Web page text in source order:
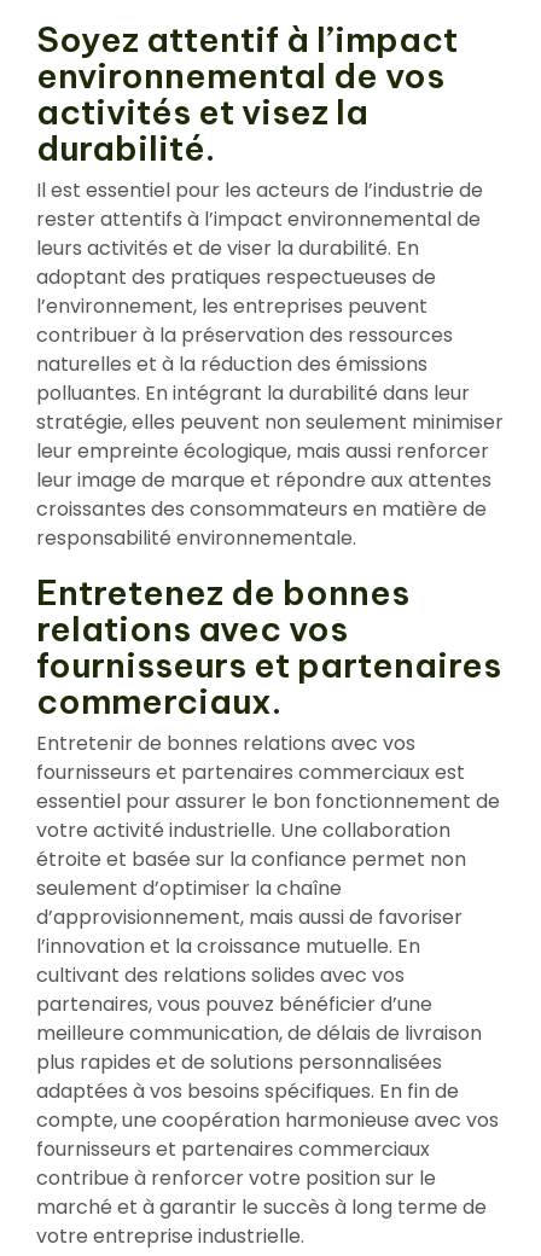
Soyez attentif à l’impact
environnemental de vos
activités et visez la
durabilité.
Il est essentiel pour les acteurs de l’industrie de
rester attentifs à l’impact environnemental de
leurs activités et de viser la durabilité. En
adoptant des pratiques respectueuses de
l’environnement, les entreprises peuvent
contribuer à la préservation des ressources
naturelles et à la réduction des émissions
polluantes. En intégrant la durabilité dans leur
stratégie, elles peuvent non seulement minimiser
leur empreinte écologique, mais aussi renforcer
leur image de marque et répondre aux attentes
croissantes des consommateurs en matière de
responsabilité environnementale.
Entretenez de bonnes
relations avec vos
fournisseurs et partenaires
commerciaux.
Entretenir de bonnes relations avec vos
fournisseurs et partenaires commerciaux est
essentiel pour assurer le bon fonctionnement de
votre activité industrielle. Une collaboration
étroite et basée sur la confiance permet non
seulement d’optimiser la chaîne
d’approvisionnement, mais aussi de favoriser
l’innovation et la croissance mutuelle. En
cultivant des relations solides avec vos
partenaires, vous pouvez bénéficier d’une
meilleure communication, de délais de livraison
plus rapides et de solutions personnalisées
adaptées à vos besoins spécifiques. En fin de
compte, une coopération harmonieuse avec vos
fournisseurs et partenaires commerciaux
contribue à renforcer votre position sur le
marché et à garantir le succès à long terme de
votre entreprise industrielle.